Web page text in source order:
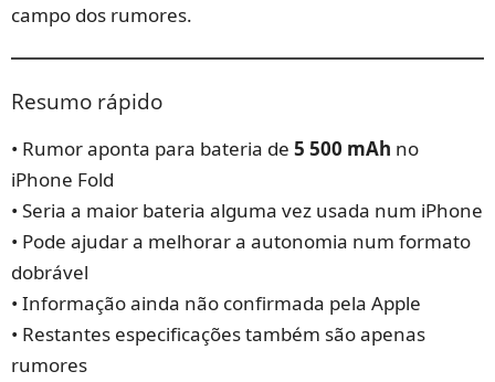
campo dos rumores.
Resumo rápido
• Rumor aponta para bateria de 5 500 mAh no
iPhone Fold
• Seria a maior bateria alguma vez usada num iPhone
• Pode ajudar a melhorar a autonomia num formato
dobrável
• Informação ainda não confirmada pela Apple
• Restantes especificações também são apenas
rumores